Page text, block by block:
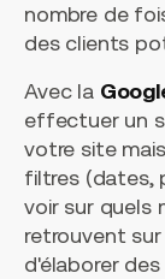
nombre de
des clients
Avec la
effectuer un
votre site
filtres (dates,
voir sur quels
retrouvent
d'élaborer